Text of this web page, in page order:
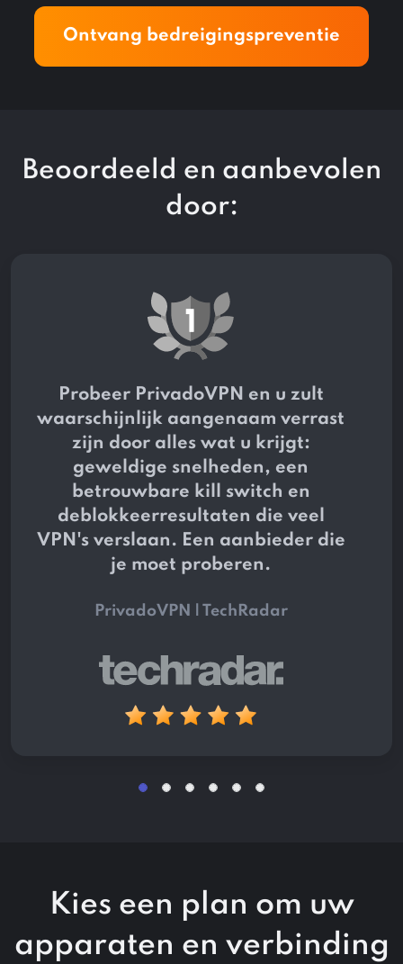
Ontvang bedreigingspreventie
Beoordeeld en aanbevolen
door:
Probeer PrivadoVPN en u zult
waarschijnlijk aangenaam verrast
zijn door alles wat u krijgt:
geweldige snelheden, een
betrouwbare kill switch en
deblokkeerresultaten die veel
VPN's verslaan. Een aanbieder die
je moet proberen.
PrivadoVPN | TechRadar
Kies een plan om uw
apparaten en verbinding